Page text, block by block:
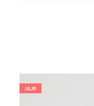
ULJE